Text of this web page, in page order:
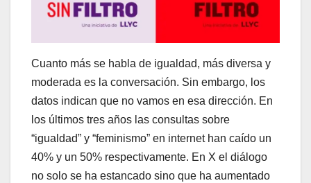
Cuanto más se habla de igualdad, más diversa y
moderada es la conversación. Sin embargo, los
datos indican que no vamos en esa dirección. En
los últimos tres años las consultas sobre
“igualdad” y “feminismo” en internet han caído un
40% y un 50% respectivamente. En X el diálogo
no solo se ha estancado sino que ha aumentado